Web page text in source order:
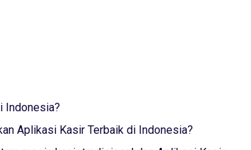
Indonesia?
Aplikasi Kasir Terbaik di Indonesia?